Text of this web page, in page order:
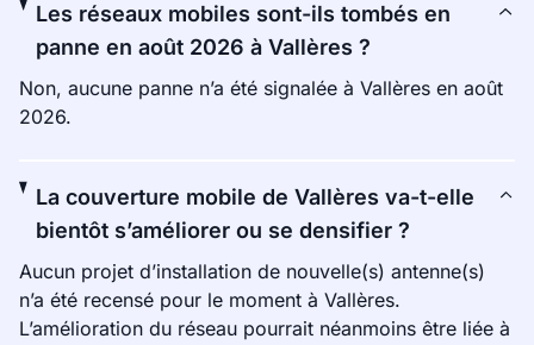
Les réseaux mobiles sont-ils tombés en
panne en août 2026 à Vallères ?
Non, aucune panne n’a été signalée à Vallères en août
2026.
La couverture mobile de Vallères va-t-elle
bientôt s’améliorer ou se densifier ?
Aucun projet d’installation de nouvelle(s) antenne(s)
n’a été recensé pour le moment à Vallères.
L’amélioration du réseau pourrait néanmoins être liée à